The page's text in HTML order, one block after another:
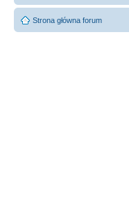
Strona główna forum